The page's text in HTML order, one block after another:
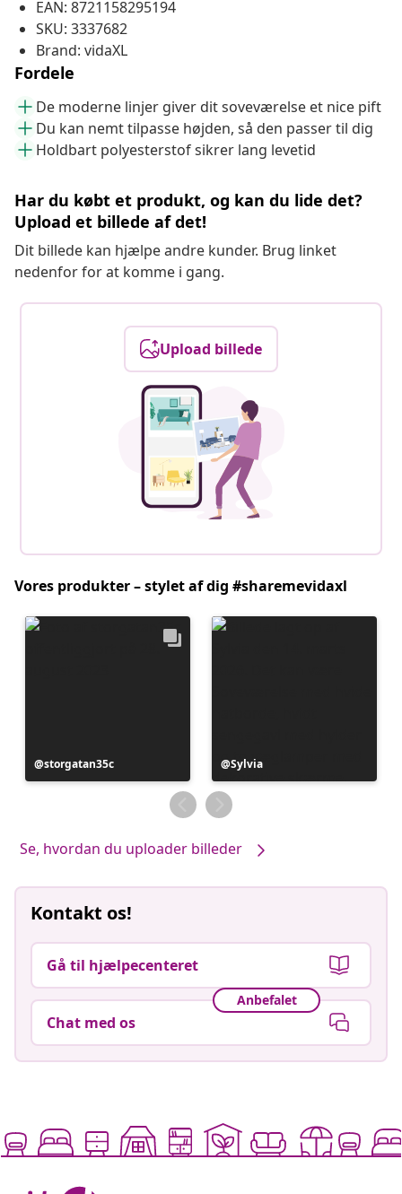
EAN: 8721158295194
SKU: 3337682
Brand: vidaXL
Fordele
De moderne linjer giver dit soveværelse et nice pift
Du kan nemt tilpasse højden, så den passer til dig
Holdbart polyesterstof sikrer lang levetid
Har du købt et produkt, og kan du lide det?
Upload et billede af det!
Dit billede kan hjælpe andre kunder. Brug linket
nedenfor for at komme i gang.
Upload billede
Vores produkter – stylet af dig #sharemevidaxl
Opslag
offentliggjort
storgatan35c
Opslag
offentliggjort
af
Sylvia
Se, hvordan du uploader billeder
Kontakt os!
Gå til hjælpecenteret
Anbefalet
Chat med os